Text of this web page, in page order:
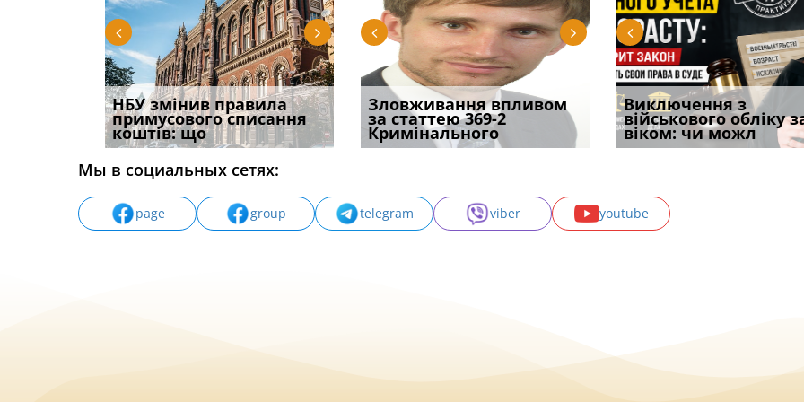
НБУ змінив правила
примусового списання
коштів: що
Якщо суд встановив для
відшкодування шкоди
наявніс
Документи, на яких не
проставляється
апостиль: пер
Водії можуть отримати
компенсацію за
незаконні дії
Зловживання впливом
за статтею 369-2
Кримінального
Переоформлення
відстрочки за іншою
підставою: нов
Особливості захисту у
кримінальному
провадженні: я
Виключення з
військового обліку
віком: чи можл
Восьмий ААС
підтвердив, що
може скас
Мы в социальных сетях:
page group telegram viber youtube